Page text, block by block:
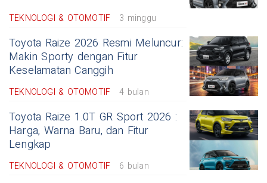
TEKNOLOGI & OTOMOTIF 3 minggu
Toyota Raize 2026 Resmi Meluncur:
Makin Sporty dengan Fitur
Keselamatan Canggih
TEKNOLOGI & OTOMOTIF 4 bulan
Toyota Raize 1.0T GR Sport 2026 :
Harga, Warna Baru, dan Fitur
Lengkap
TEKNOLOGI & OTOMOTIF 6 bulan